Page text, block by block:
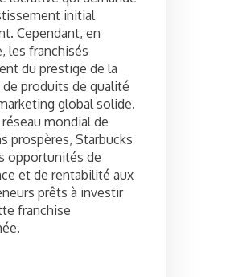
initial
Cependant, en
les franchisés
du prestige de la
de produits de qualité
global solide.
mondial de
prospères, Starbucks
opportunités de
et de rentabilité aux
prêts à investir
franchise